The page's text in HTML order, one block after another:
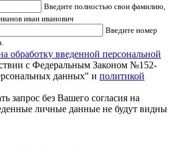
Введите полностью свои фамилию,
иван иванович
Введите номер
обработку введенной персональной
с Федеральным Законом №152-
данных" и политикой
запрос без Вашего согласия на
личные данные не будут видны